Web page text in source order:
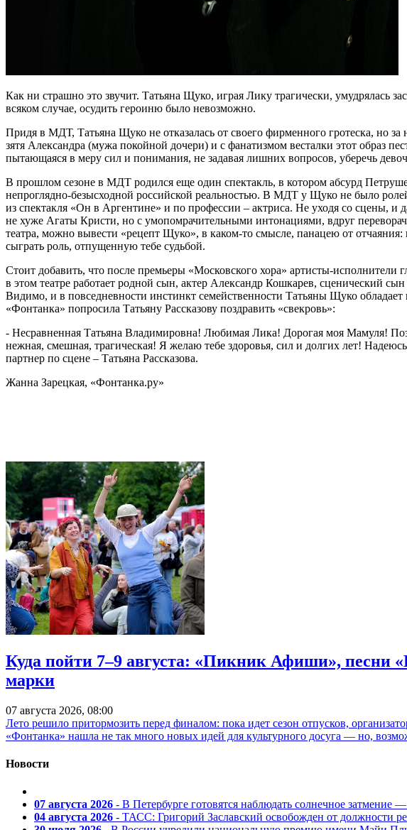
Как ни страшно это звучит. Татьяна Щуко, играя Лику трагически, умудрялась
всяком случае, осудить героиню было невозможно.
Придя в МДТ, Татьяна Щуко не отказалась от своего фирменного гротеска, но
зятя Александра (мужа покойной дочери) и с фанатизмом весталки этот образ
пытающаяся в меру сил и понимания, не задавая лишних вопросов, уберечь
В прошлом сезоне в МДТ родился еще один спектакль, в котором абсурд
непроглядно-безысходной российской реальностью. В МДТ у Щуко не было
из спектакля «Он в Аргентине» и по профессии – актриса. Не уходя со сцены, и
не хуже Агаты Кристи, но с умопомрачительными интонациями, вдруг
театра, можно вывести «рецепт Щуко», в каком-то смысле, панацею от
сыграть роль, отпущенную тебе судьбой.
Стоит добавить, что после премьеры «Московского хора» артисты-
в этом театре работает родной сын, актер Александр Кошкарев, сценический
Видимо, и в повседневности инстинкт семейственности Татьяны Щуко обладает
«Фонтанка» попросила Татьяну Рассказову поздравить «свекровь»:
- Несравненная Татьяна Владимировна! Любимая Лика! Дорогая моя Мамуля!
нежная, смешная, трагическая! Я желаю тебе здоровья, сил и долгих лет!
партнер по сцене – Татьяна Рассказова.
Жанна Зарецкая, «Фонтанка.ру»
Куда пойти 7–9 августа: «Пикник Афиши», песни
марки
07 августа 2026, 08:00
Лето решило притормозить перед финалом: пока идет сезон отпусков,
«Фонтанка» нашла не так много новых идей для культурного досуга — но,
Новости
07 августа 2026 - В Петербурге готовятся наблюдать солнечное затмение
04 августа 2026 - ТАСС: Григорий Заславский освобожден от должности